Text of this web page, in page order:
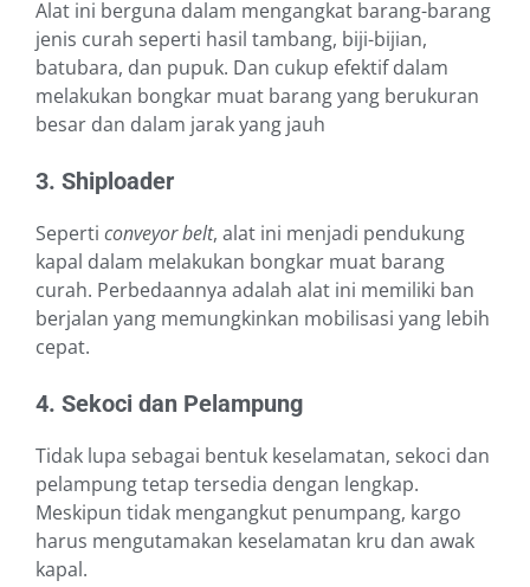
Alat ini berguna dalam mengangkat barang-barang
jenis curah seperti hasil tambang, biji-bijian,
batubara, dan pupuk. Dan cukup efektif dalam
melakukan bongkar muat barang yang berukuran
besar dan dalam jarak yang jauh
3. Shiploader
Seperti conveyor belt, alat ini menjadi pendukung
kapal dalam melakukan bongkar muat barang
curah. Perbedaannya adalah alat ini memiliki ban
berjalan yang memungkinkan mobilisasi yang lebih
cepat.
4. Sekoci dan Pelampung
Tidak lupa sebagai bentuk keselamatan, sekoci dan
pelampung tetap tersedia dengan lengkap.
Meskipun tidak mengangkut penumpang, kargo
harus mengutamakan keselamatan kru dan awak
kapal.